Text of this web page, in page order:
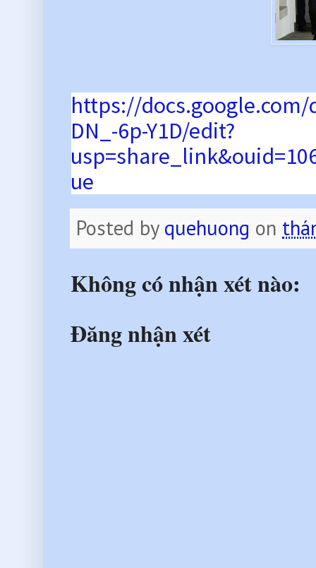
https://docs.google.com/
DN_-6p-Y1D/edit?
ue
Posted by quehuong on
Không có nhận xét nào:
Đăng nhận xét